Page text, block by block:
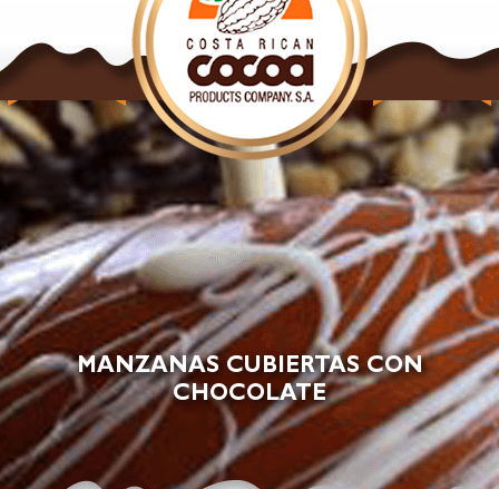
CHOCOLATE
MANZANAS CUBIERTAS CON
CHOCOLATE